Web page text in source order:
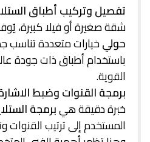
تفصيل وتركيب أطباق
شقة صغيرة أو فيلا كبيرة،
حوليخيارات متعددة تناسب
باستخدام أطباق ذات جودة
القوية.
برمجة القنوات وضبط
خبرة دقيقة هيبرمجة
المستخدم إلى ترتيب القنوات